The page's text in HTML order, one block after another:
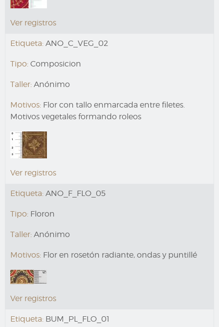
Ver registros
Etiqueta: ANO_C_VEG_02
Tipo: Composicion
Taller: Anónimo
Motivos: Flor con tallo enmarcada entre filetes.
Motivos vegetales formando roleos
Ver registros
Etiqueta: ANO_F_FLO_05
Tipo: Floron
Taller: Anónimo
Motivos: Flor en rosetón radiante, ondas y puntillé
Ver registros
Etiqueta: BUM_PL_FLO_01